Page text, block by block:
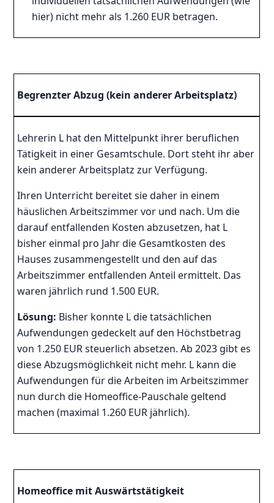
hier) nicht mehr als 1.260 EUR betragen.
Begrenzter Abzug (kein anderer Arbeitsplatz)
Lehrerin L hat den Mittelpunkt ihrer beruflichen
Tätigkeit in einer Gesamtschule. Dort steht ihr aber
kein anderer Arbeitsplatz zur Verfügung.
Ihren Unterricht bereitet sie daher in einem
häuslichen Arbeitszimmer vor und nach. Um die
darauf entfallenden Kosten abzusetzen, hat L
bisher einmal pro Jahr die Gesamtkosten des
Hauses zusammengestellt und den auf das
Arbeitszimmer entfallenden Anteil ermittelt. Das
waren jährlich rund 1.500 EUR.
Lösung: Bisher konnte L die tatsächlichen
Aufwendungen gedeckelt auf den Höchstbetrag
von 1.250 EUR steuerlich absetzen. Ab 2023 gibt es
diese Abzugsmöglichkeit nicht mehr. L kann die
Aufwendungen für die Arbeiten im Arbeitszimmer
nun durch die Homeoffice-Pauschale geltend
machen (maximal 1.260 EUR jährlich).
Homeoffice mit Auswärtstätigkeit